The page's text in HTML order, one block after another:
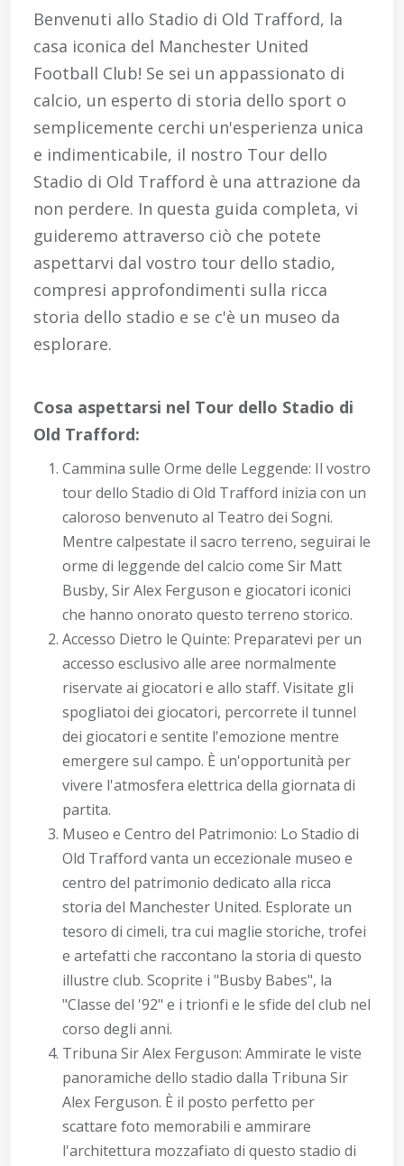
Benvenuti allo Stadio di Old Trafford, la
casa iconica del Manchester United
Football Club! Se sei un appassionato di
calcio, un esperto di storia dello sport o
semplicemente cerchi un'esperienza unica
e indimenticabile, il nostro Tour dello
Stadio di Old Trafford è una attrazione da
non perdere. In questa guida completa, vi
guideremo attraverso ciò che potete
aspettarvi dal vostro tour dello stadio,
compresi approfondimenti sulla ricca
storia dello stadio e se c'è un museo da
esplorare.
Cosa aspettarsi nel Tour dello Stadio di
Old Trafford:
Cammina sulle Orme delle Leggende: Il vostro
tour dello Stadio di Old Trafford inizia con un
caloroso benvenuto al Teatro dei Sogni.
Mentre calpestate il sacro terreno, seguirai le
orme di leggende del calcio come Sir Matt
Busby, Sir Alex Ferguson e giocatori iconici
che hanno onorato questo terreno storico.
Accesso Dietro le Quinte: Preparatevi per un
accesso esclusivo alle aree normalmente
riservate ai giocatori e allo staff. Visitate gli
spogliatoi dei giocatori, percorrete il tunnel
dei giocatori e sentite l'emozione mentre
emergere sul campo. È un'opportunità per
vivere l'atmosfera elettrica della giornata di
partita.
Museo e Centro del Patrimonio: Lo Stadio di
Old Trafford vanta un eccezionale museo e
centro del patrimonio dedicato alla ricca
storia del Manchester United. Esplorate un
tesoro di cimeli, tra cui maglie storiche, trofei
e artefatti che raccontano la storia di questo
illustre club. Scoprite i "Busby Babes", la
"Classe del '92" e i trionfi e le sfide del club nel
corso degli anni.
Tribuna Sir Alex Ferguson: Ammirate le viste
panoramiche dello stadio dalla Tribuna Sir
Alex Ferguson. È il posto perfetto per
scattare foto memorabili e ammirare
l'architettura mozzafiato di questo stadio di